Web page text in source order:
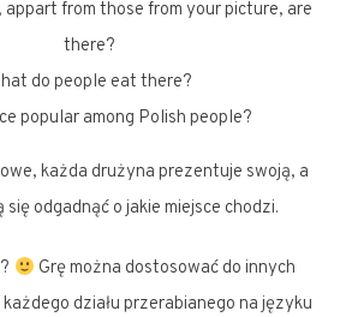
from those from your picture, are
there?
do people eat there?
popular among Polish people?
każda drużyna prezentuje swoją, a
odgadnąć o jakie miejsce chodzi.
Grę można dostosować do innych
działu przerabianego na języku